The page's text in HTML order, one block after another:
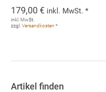
179,00€ inkl. MwSt. *
inkl. MwSt.
zzgl.Versandkosten *
Artikel finden